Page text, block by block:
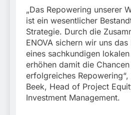
„Das Repowering unserer
ist ein wesentlicher
Strategie. Durch die
ENOVA sichern wir uns
eines sachkundigen
erhöhen damit die
erfolgreiches
Beek, Head of Project
Investment Management.